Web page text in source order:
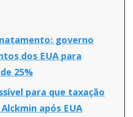
governo
dos EUA para
25%
para que taxação
após EUA